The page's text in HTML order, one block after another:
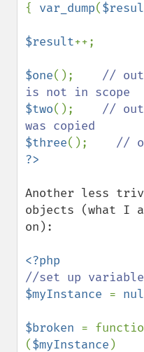
{ var_dump(
$result++;
$one(); //
$two(); //
$three();
Another less
objects (what I
on):
$myInstance =
$broken =
($myInstance )